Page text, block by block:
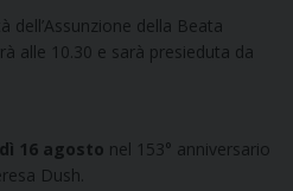
dell’Assunzione della Beata
alle 10.30 e sarà presieduta da
16 agosto nel 153° anniversario
Dush.